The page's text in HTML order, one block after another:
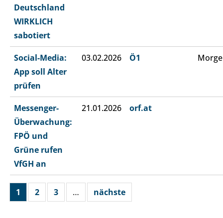
Deutschland
WIRKLICH
sabotiert
Social-Media:
App soll Alter
prüfen
03.02.2026 Ö1
Messenger-
Überwachung:
FPÖ und
Grüne rufen
VfGH an
21.01.2026 orf.at
1 2 3 … nächste